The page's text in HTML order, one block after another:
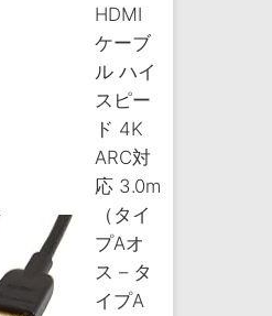
HDMI
ケーブ
ル ハイ
スピー
ド 4K
ARC対
応 3.0m
（タイ
プAオ
ス – タ
イプA